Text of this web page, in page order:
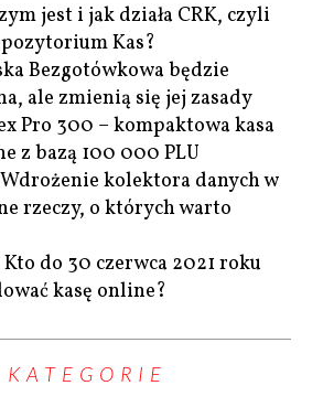
jest i jak działa CRK, czyli
Kas?
Bezgotówkowa będzie
ale zmienią się jej zasady
Pro 300 – kompaktowa kasa
z bazą 100 000 PLU
Wdrożenie kolektora danych w
rzeczy, o których warto
Kto do 30 czerwca 2021 roku
kasę online?
KATEGORIE